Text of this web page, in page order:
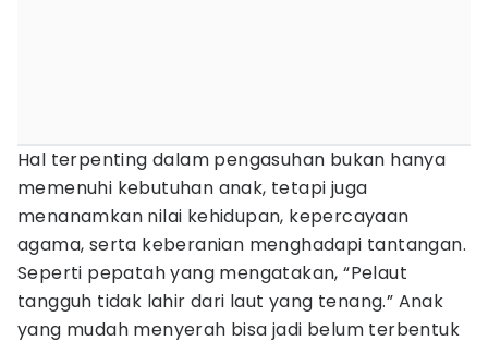
Hal terpenting dalam pengasuhan bukan hanya
memenuhi kebutuhan anak, tetapi juga
menanamkan nilai kehidupan, kepercayaan
agama, serta keberanian menghadapi tantangan.
Seperti pepatah yang mengatakan, “Pelaut
tangguh tidak lahir dari laut yang tenang.” Anak
yang mudah menyerah bisa jadi belum terbentuk